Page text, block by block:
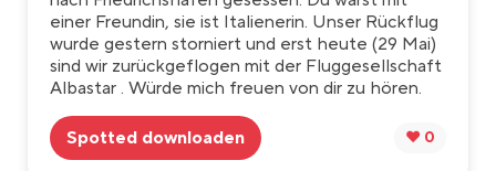
einer Freundin, sie ist Italienerin. Unser Rückflug
wurde gestern storniert und erst heute (29 Mai)
sind wir zurückgeflogen mit der Fluggesellschaft
Albastar . Würde mich freuen von dir zu hören.
Spotted downloaden ❤️ 0